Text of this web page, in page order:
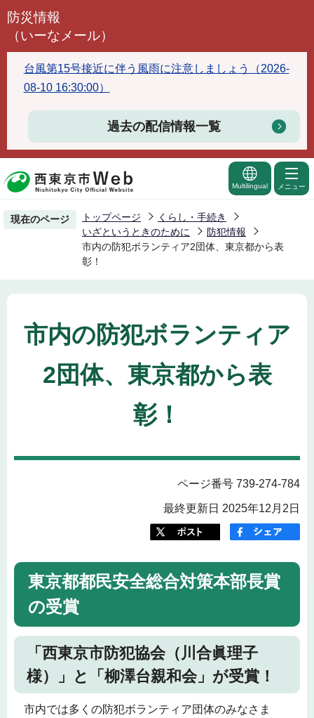
こ
で
す
防災情報
（いーなメール）
台風第15号接近に伴う風雨に注意しましょう（2026-
08-10 16:30:00）
過去の配信情報一覧
Multilingual メニュー
現在のページ トップページ
くらし・手続き
いざというときのために
防犯情報
市内の防犯ボランティア2団体、東京都から表
彰！
市内の防犯ボランティア
2団体、東京都から表
彰！
ページ番号 739-274-784
最終更新日 2025年12月2日
東京都都民安全総合対策本部長賞
の受賞
「西東京市防犯協会（川合眞理子
様）」と「柳澤台親和会」が受賞！
市内では多くの防犯ボランティア団体のみなさま